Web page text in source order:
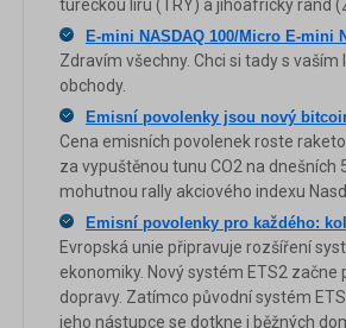
tureckou liru (TRY) a jihoafrický rand
E-mini NASDAQ 100/Micro E-mini
Zdravím všechny. Chci si tady s
obchody.
Emisní povolenky jsou nový
Cena emisních povolenek roste
za vypuštěnou tunu CO2 na dnešních
mohutnou rally akciového indexu
Emisní povolenky pro každého:
Evropská unie připravuje rozšíření
ekonomiky. Nový systém ETS2
dopravy. Zatímco původní systém
jeho nástupce se dotkne i běžných